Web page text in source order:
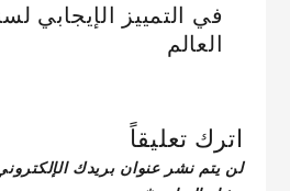
في التمييز الإيجابي
العالم
اترك تعليقاً
لن يتم نشر عنوان بريدك